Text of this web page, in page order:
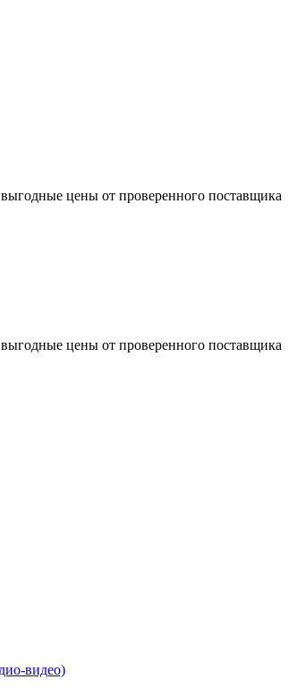
цены от проверенного поставщика
цены от проверенного поставщика
видео)